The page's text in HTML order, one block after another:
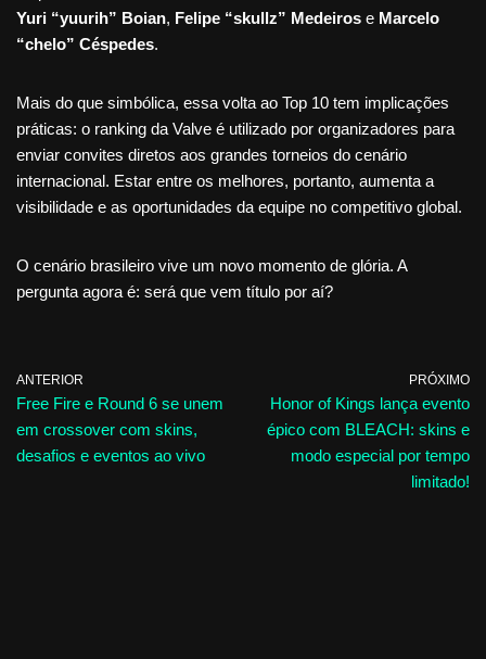
Yuri “yuurih” Boian, Felipe “skullz” Medeiros e Marcelo
“chelo” Céspedes.
Mais do que simbólica, essa volta ao Top 10 tem implicações
práticas: o ranking da Valve é utilizado por organizadores para
enviar convites diretos aos grandes torneios do cenário
internacional. Estar entre os melhores, portanto, aumenta a
visibilidade e as oportunidades da equipe no competitivo global.
O cenário brasileiro vive um novo momento de glória. A
pergunta agora é: será que vem título por aí?
ANTERIOR
Free Fire e Round 6 se unem
em crossover com skins,
desafios e eventos ao vivo
PRÓXIMO
Honor of Kings lança evento
épico com BLEACH: skins e
modo especial por tempo
limitado!